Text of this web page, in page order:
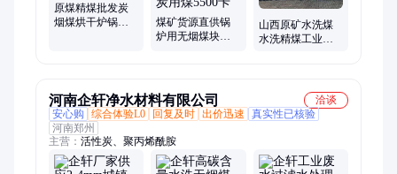
原煤精煤批发炭
烟煤烘干炉锅炉
煤矿货源直供锅
炉用无烟煤块儿
山西原矿水洗煤
水洗精煤工业锅
河南企轩净水材料有限公司
洽谈
安心购
综合体验L0 回复及时 出价迅速
真实性已核验
河南郑州
主营： 活性炭、聚丙烯酰胺